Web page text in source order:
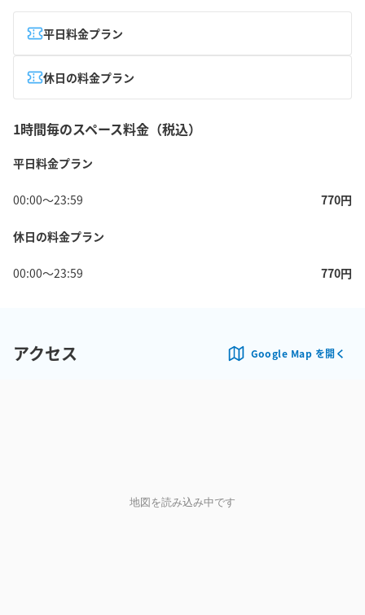
平日料金プラン
休日の料金プラン
1時間毎のスペース料金（税込）
平日料金プラン
00:00〜23:59 770円
休日の料金プラン
00:00〜23:59 770円
アクセス Google Map を開く
地図を読み込み中です